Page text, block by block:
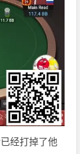
经打掉了他